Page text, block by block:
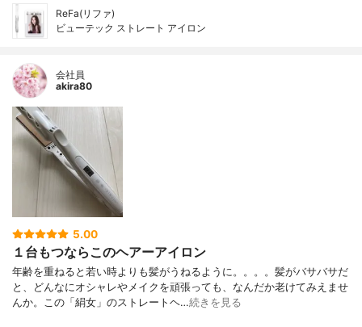
ReFa(リファ)
ビューテック ストレート アイロン
会社員
akira80
5.00
１台もつならこのヘアーアイロン
年齢を重ねると若い時よりも髪がうねるように。。。。髪がバサバサだ
と、どんなにオシャレやメイクを頑張っても、なんだか老けてみえませ
んか。この「絹女」のストレートヘ…続きを見る